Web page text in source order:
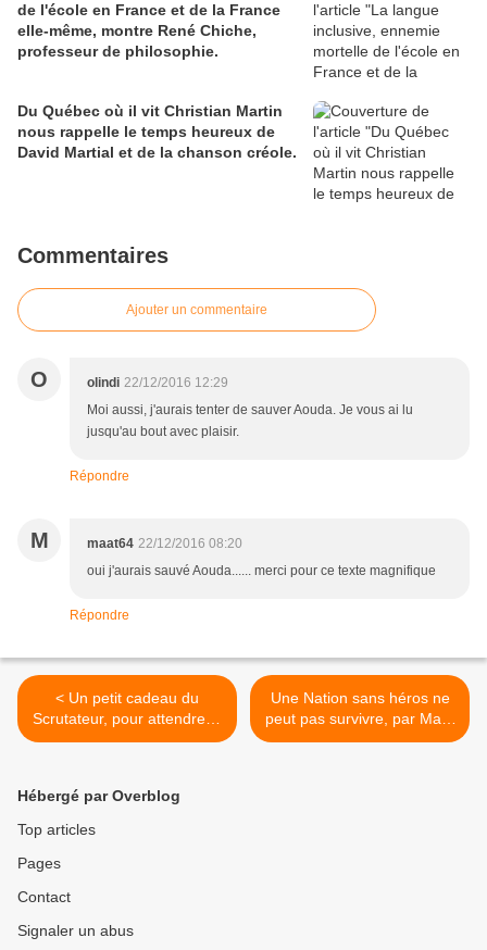
de l'école en France et de la France
elle-même, montre René Chiche,
professeur de philosophie.
Du Québec où il vit Christian Martin
nous rappelle le temps heureux de
David Martial et de la chanson créole.
Commentaires
Ajouter un commentaire
O olindi 22/12/2016 12:29
Moi aussi, j'aurais tenter de sauver Aouda. Je vous ai lu
jusqu'au bout avec plaisir.
Répondre
M maat64 22/12/2016 08:20
oui j'aurais sauvé Aouda...... merci pour ce texte magnifique
Répondre
< Un petit cadeau du
Scrutateur, pour attendre le
mois de MAI 2017.
Une Nation sans héros ne
peut pas survivre, par Marc
Rousset. >
Hébergé par Overblog
Top articles
Pages
Contact
Signaler un abus